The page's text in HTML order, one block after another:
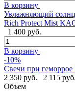
В корзину
Увлажняющий
Rich Protect Mist
1 400 руб.
В корзину
-10%
Свечи при геморрое
2 350 руб.
2 115 руб.
Объем